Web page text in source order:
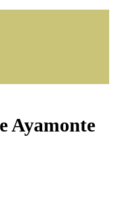
Ayamonte